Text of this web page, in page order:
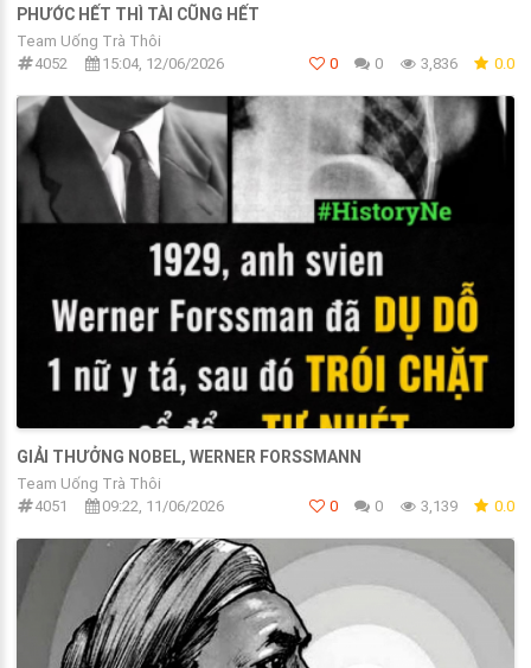
PHƯỚC HẾT THÌ TÀI CŨNG HẾT
Team Uống Trà Thôi
4052
15:04, 12/06/2026 0 0 3,836 0.0
GIẢI THƯỞNG NOBEL, WERNER FORSSMANN
Team Uống Trà Thôi
4051
09:22, 11/06/2026 0 0 3,139 0.0